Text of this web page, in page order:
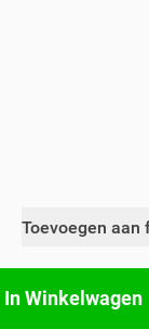
Toevoegen aan
In Winkelwagen